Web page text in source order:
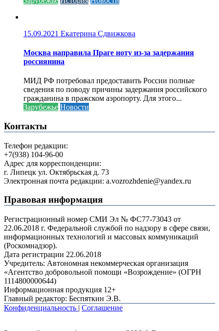
15.09.2021 Екатерина Сдвижкова
Москва направила Праге ноту из-за задержания
россиянина
МИД РФ потребовал предоставить России полные
сведения по поводу причины задержания российского
гражданина в пражском аэропорту. Для этого...
Зарубежье Новости
Контакты
Телефон редакции:
+7(938) 104-96-00
Адрес для корреспонденции:
г. Липецк ул. Октябрьская д. 73
Электронная почта редакции: a.vozrozhdenie@yandex.ru
Правовая информация
Регистрационный номер СМИ Эл № ФС77-73043 от
22.06.2018 г. Федеральной службой по надзору в сфере связи,
информационных технологий и массовых коммуникаций
(Роскомнадзор).
Дата регистрации 22.06.2018
Учредитель: Автономная некоммерческая организация
«Агентство добровольной помощи «Возрождение» (ОГРН
1114800000644)
Информационная продукция 12+
Главный редактор: Беспяткин Э.В.
Конфиденциальность | Соглашение